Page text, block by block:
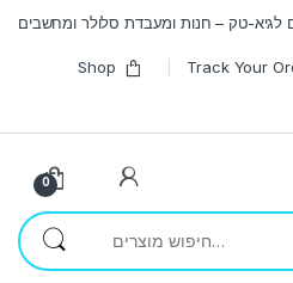
לגיא-טק – חנות ומעבדת סלולר ומחשבים
Track Your
Shop
0